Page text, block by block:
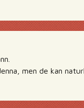
men de kan